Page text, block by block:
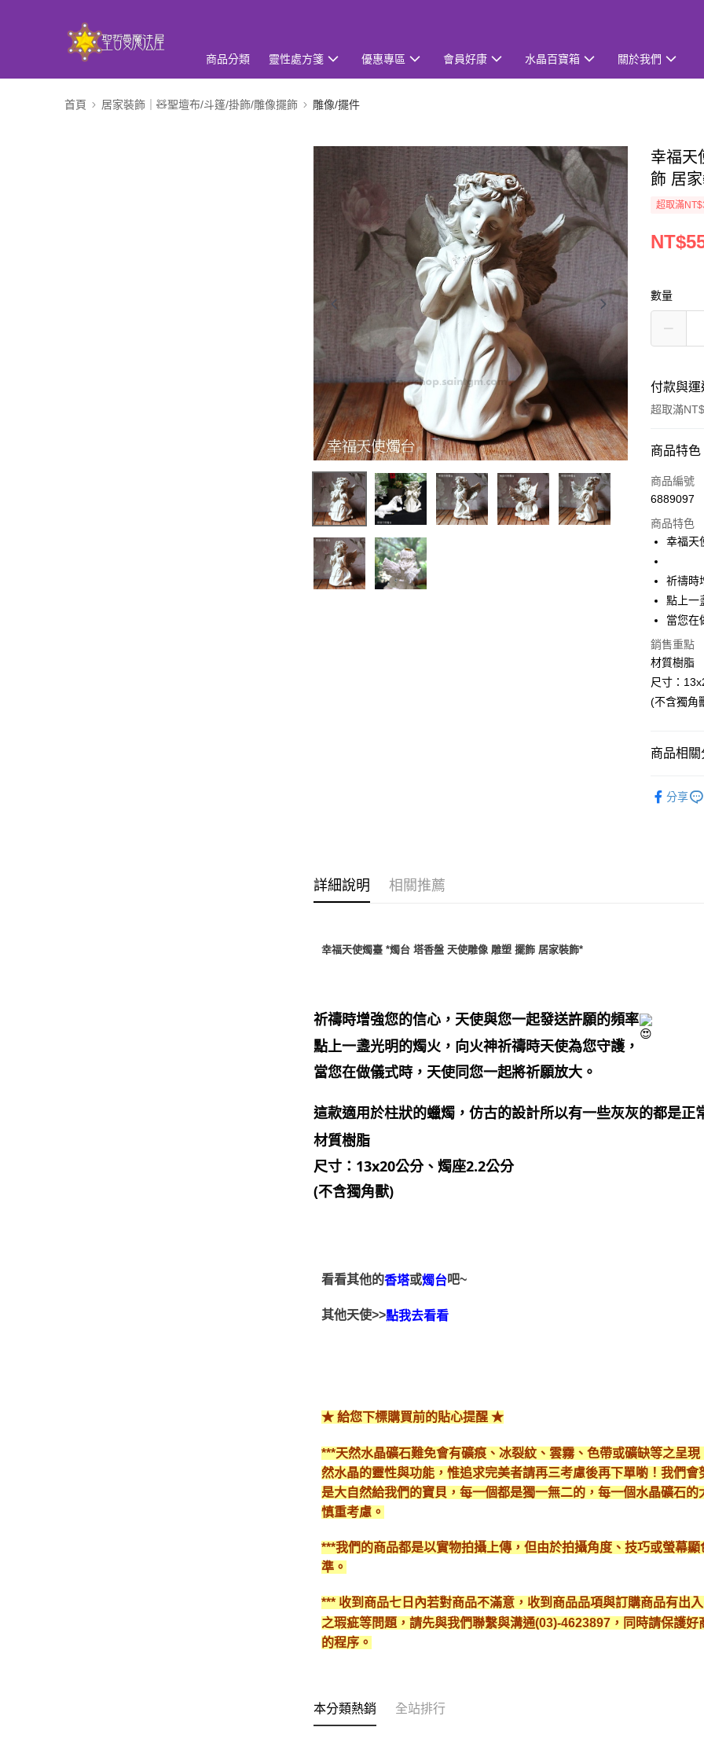
商品分類 靈性處方箋 優惠專區 會員好康 水晶百寶箱 關於我們
首頁 居家裝飾｜🧸聖壇布/斗篷/掛飾/雕像擺飾 雕像/擺件
幸福天
飾 居
超取滿
數量
付款與
超取滿
付款方式
信用卡一
LINE Pay
Apple Pay
街口支付
悠遊付
ATM付款
運送方式
每筆
每筆
商品特色
商品編號
6889097
商品特色
幸福天
祈禱時
點上一
當您在
銷售重點
材質樹脂
尺寸：
(不含獨角
商品相關
分享
詳細說明 相關推薦
幸福天使燭臺 *燭台 塔香盤 天使雕像 雕塑 擺飾 居家裝飾*
祈禱時增強您的信心，天使與您一起發送許願的頻率
點上一盞光明的燭火，向火神祈禱時天使為您守護，
當您在做儀式時，天使同您一起將祈願放大。
這款適用於柱狀的蠟燭，仿古的設計所以有一些灰灰的都是正
材質樹脂
尺寸：13x20公分、燭座2.2公分
(不含獨角獸)
看看其他的香塔或燭台吧~
其他天使>>點我去看看
★ 給您下標購買前的貼心提醒 ★
***天然水晶礦石難免會有礦痕、冰裂紋、雲霧、色帶或礦缺等之呈
然水晶的靈性與功能，惟追求完美者請再三考慮後再下單喲！我們
是大自然給我們的寶貝，每一個都是獨一無二的，每一個水晶礦石
慎重考慮。
***我們的商品都是以實物拍攝上傳，但由於拍攝角度、技巧或螢幕
準。
*** 收到商品七日內若對商品不滿意，收到商品品項與訂購商品有出
之瑕疵等問題，請先與我們聯繫與溝通(03)-4623897，同時請保護
的程序。
本分類熱銷 全站排行